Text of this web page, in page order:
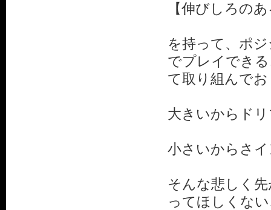
【伸びしろの
を持って、ポ
でプレイでき
て取り組んで
大きいからド
小さいからさ
そんな悲しく
ってほしくな